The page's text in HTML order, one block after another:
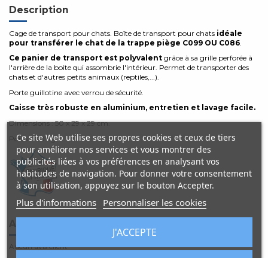
Description
Cage de transport pour chats. Boîte de transport pour chats idéale
pour transférer le chat de la trappe piège C099 OU C086
Ce panier de transport est polyvalent grâce à sa grille perforée à
l'arrière de la boite qui assombrie l'intérieur. Permet de transporter des
chats et d'autres petits animaux (reptiles,...).
Porte guillotine avec verrou de sécurité.
Caisse très robuste en aluminium, entretien et lavage facile.
Dimensions : 50 x 29 x 29 cm.
Poids : 4.0 kg.
Aucun avis client
Ce site Web utilise ses propres cookies et ceux de tiers
pour améliorer nos services et vous montrer des
publicités liées à vos préférences en analysant vos
habitudes de navigation. Pour donner votre consentement
à son utilisation, appuyez sur le bouton Accepter.
Plus d'informations Personnaliser les cookies
J'ACCEPTE